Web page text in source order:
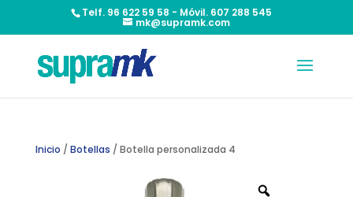
Telf. 96 622 59 58 - Móvil. 607 288 545
mk@supramk.com
Inicio / Botellas / Botella personalizada 4